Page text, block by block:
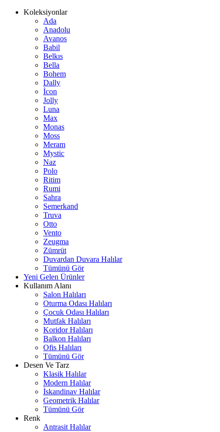
Koleksiyonlar
Ada
Anadolu
Avanos
Babil
Belkıs
Bella
Bohem
Dally
İcon
Jolly
Luna
Max
Monas
Moss
Meram
Mystic
Naz
Polo
Ritim
Rumi
Sahra
Semerkand
Truva
Otto
Vento
Zeugma
Zümrüt
Duvardan Duvara Halılar
Tümünü Gör
Yeni Gelen Ürünler
Kullanım Alanı
Salon Halıları
Oturma Odası Halıları
Çocuk Odası Halıları
Mutfak Halıları
Koridor Halıları
Balkon Halıları
Ofis Halıları
Tümünü Gör
Desen Ve Tarz
Klasik Halılar
Modern Halılar
İskandinav Halılar
Geometrik Halılar
Tümünü Gör
Renk
Antrasit Halılar